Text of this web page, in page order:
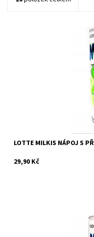
Perlivý jogurtový nápoj s
LOTTE MILKIS NÁPOJ S
29,90 Kč
Nealkoholický sycený